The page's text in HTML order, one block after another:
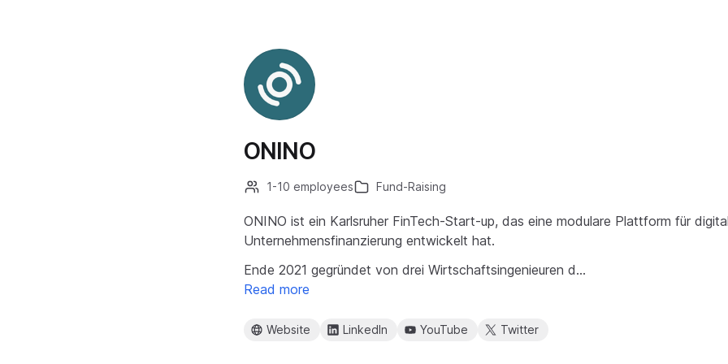
ONINO
1-10 employees Fund-Raising
ONINO ist ein Karlsruher FinTech-Start-up, das eine modulare Plattform für
Unternehmensfinanzierung entwickelt hat.
Ende 2021 gegründet von drei Wirtschaftsingenieuren d…
Read more
Website LinkedIn YouTube Twitter